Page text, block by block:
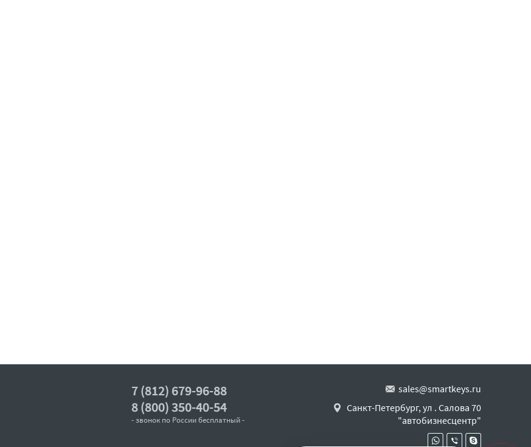
7 (812) 679-96-88
8 (800) 350-40-54
- звонок по России бесплатный -
sales@smartkeys.ru
Санкт-Петербург, ул . Салова 70
"автобизнесцентр"